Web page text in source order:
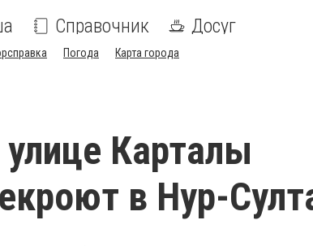
Справочник Досуг
Погода Карта города
Карталы
в Нур-